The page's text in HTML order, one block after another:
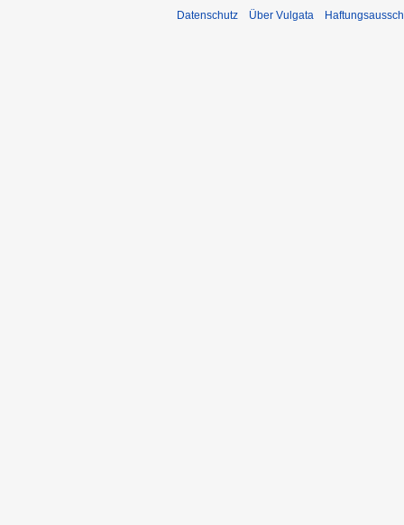
Datenschutz Über Vulgata